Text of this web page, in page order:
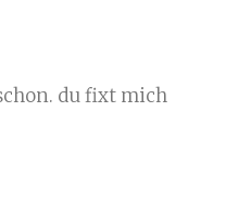
du fixt mich